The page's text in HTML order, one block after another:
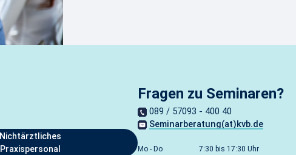
Nichtärztliches
Praxispersonal
Fragen zu Seminaren?
089 / 57093 - 400 40
Seminarberatung(at)kvb.de
Mo - Do
7:30 bis 17:30 Uhr